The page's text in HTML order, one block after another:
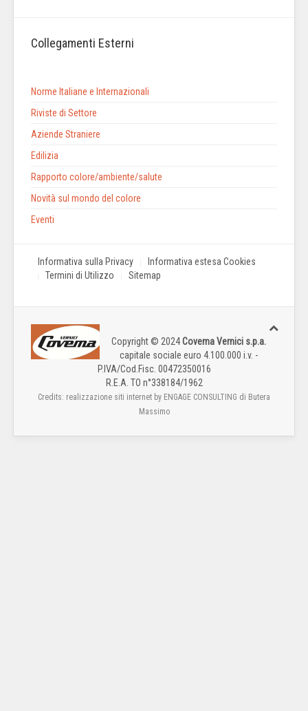
Collegamenti Esterni
Norme Italiane e Internazionali
Riviste di Settore
Aziende Straniere
Edilizia
Rapporto colore/ambiente/salute
Novità sul mondo del colore
Eventi
Informativa sulla Privacy
Informativa estesa Cookies
Termini di Utilizzo
Sitemap
Copyright © 2024Covema Vernici s.p.a.
capitale sociale euro 4.100.000 i.v. -
P.IVA/Cod.Fisc. 00472350016
R.E.A. TO n°338184/1962
Credits: realizzazione siti internet by ENGAGE CONSULTING di Butera
Massimo